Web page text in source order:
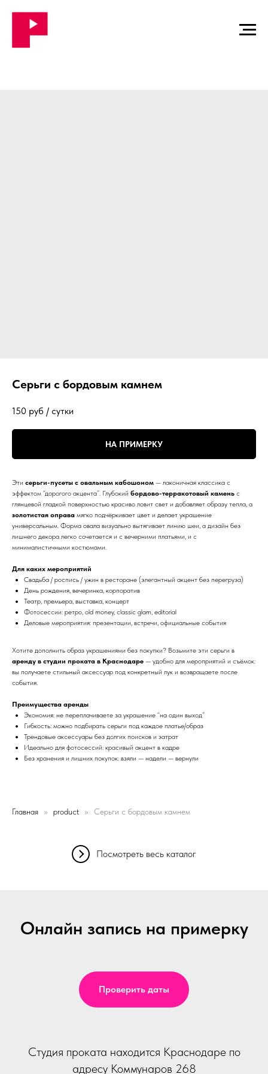
Серьги с бордовым камнем
150 руб / сутки
НА ПРИМЕРКУ
Эти серьги-пусеты с овальным кабошоном — лаконичная классика с
эффектом “дорогого акцента”. Глубокий бордово-терракотовый камень с
глянцевой гладкой поверхностью красиво ловит свет и добавляет образу тепла, а
золотистая оправа мягко подчёркивает цвет и делает украшение
универсальным. Форма овала визуально вытягивает линию шеи, а дизайн без
лишнего декора легко сочетается и с вечерними платьями, и с
минималистичными костюмами.
Для каких мероприятий
Свадьба / роспись / ужин в ресторане (элегантный акцент без перегруза)
День рождения, вечеринка, корпоратив
Театр, премьера, выставка, концерт
Фотосессии: ретро, old money, classic glam, editorial
Деловые мероприятия: презентации, встречи, официальные события
Хотите дополнить образ украшениями без покупки? Возьмите эти серьги в
аренду в студии проката в Краснодаре — удобно для мероприятий и съёмок:
вы получаете стильный аксессуар под конкретный лук и возвращаете после
события.
Преимущества аренды
Экономия: не переплачиваете за украшение “на один выход”
Гибкость: можно подбирать серьги под каждое платье/образ
Трендовые аксессуары без долгих поисков и затрат
Идеально для фотосессий: красивый акцент в кадре
Без хранения и лишних покупок: взяли — надели — вернули
Главная product Серьги с бордовым камнем
Посмотреть весь каталог
Онлайн запись на примерку
Проверить даты
Студия проката находится Краснодаре по
адресу Коммунаров 268